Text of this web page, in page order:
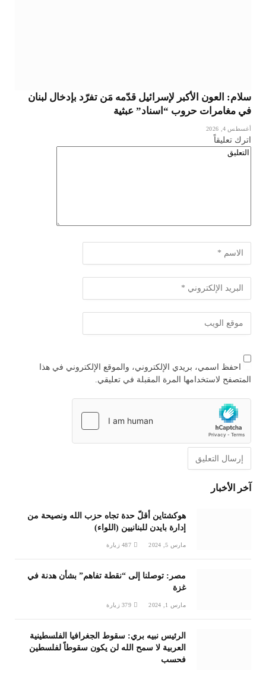
سلام: العون الأكبر لإسرائيل قدّمه مَن تفرّد بإدخال لبنان
في مغامرات حروب “اسناد” عبثية
أغسطس 4, 2026
اترك تعليقاً
احفظ اسمي، بريدي الإلكتروني، والموقع الإلكتروني في هذا
المتصفح لاستخدامها المرة المقبلة في تعليقي.
آخر الأخبار
هوكشتاين أقلّ حدة تجاه حزب الله ونصيحة من
إدارة بايدن للبنانيين (اللواء)
مارس 5, 2024 487 زيارة
مصر: توصلنا إلى “نقطة تفاهم” بشأن هدنة في
غزة
مارس 1, 2024 379 زيارة
الرئيس نبيه بري: سقوط الجغرافيا الفلسطينية
العربية لا سمح الله لن يكون سقوطاً لفلسطين
فحسب